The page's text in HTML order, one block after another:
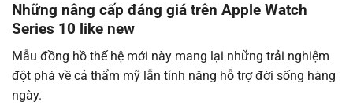
Những nâng cấp đáng giá trên Apple Watch
Series 10 like new
Mẫu đồng hồ thế hệ mới này mang lại những trải nghiệm
đột phá về cả thẩm mỹ lẫn tính năng hỗ trợ đời sống hàng
ngày.